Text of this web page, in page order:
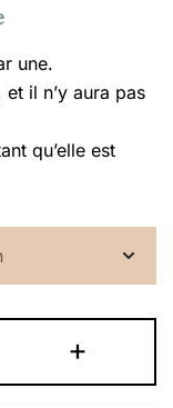
une.
il n’y aura pas
qu’elle est
+